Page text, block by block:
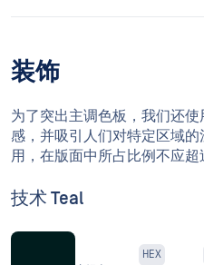
装饰
为了突出主调色板，我们还
感，并吸引人们对特定区域
用，在版面中所占比例不应超
技术 Teal
HEX